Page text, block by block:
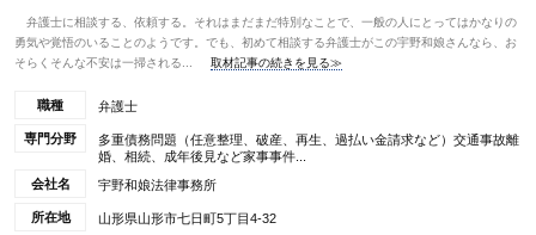
弁護士に相談する、依頼する。それはまだまだ特別なことで、一般の人にとってはかなりの
勇気や覚悟のいることのようです。でも、初めて相談する弁護士がこの宇野和娘さんなら、お
そらくそんな不安は一掃される...
取材記事の続きを見る≫
職種 弁護士
専門分野
多重債務問題（任意整理、破産、再生、過払い金請求など）交通事故離
婚、相続、成年後見など家事事件...
会社名
宇野和娘法律事務所
所在地 山形県山形市七日町5丁目4-32